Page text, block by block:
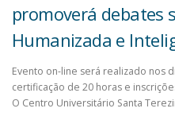
promoverá debates
Humanizada e
Evento on-line será realizado nos
certificação de 20 horas e
O Centro Universitário Santa